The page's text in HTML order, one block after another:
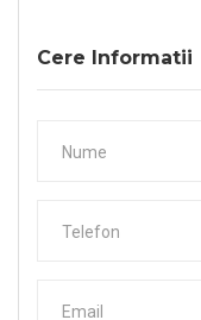
Cere Informatii